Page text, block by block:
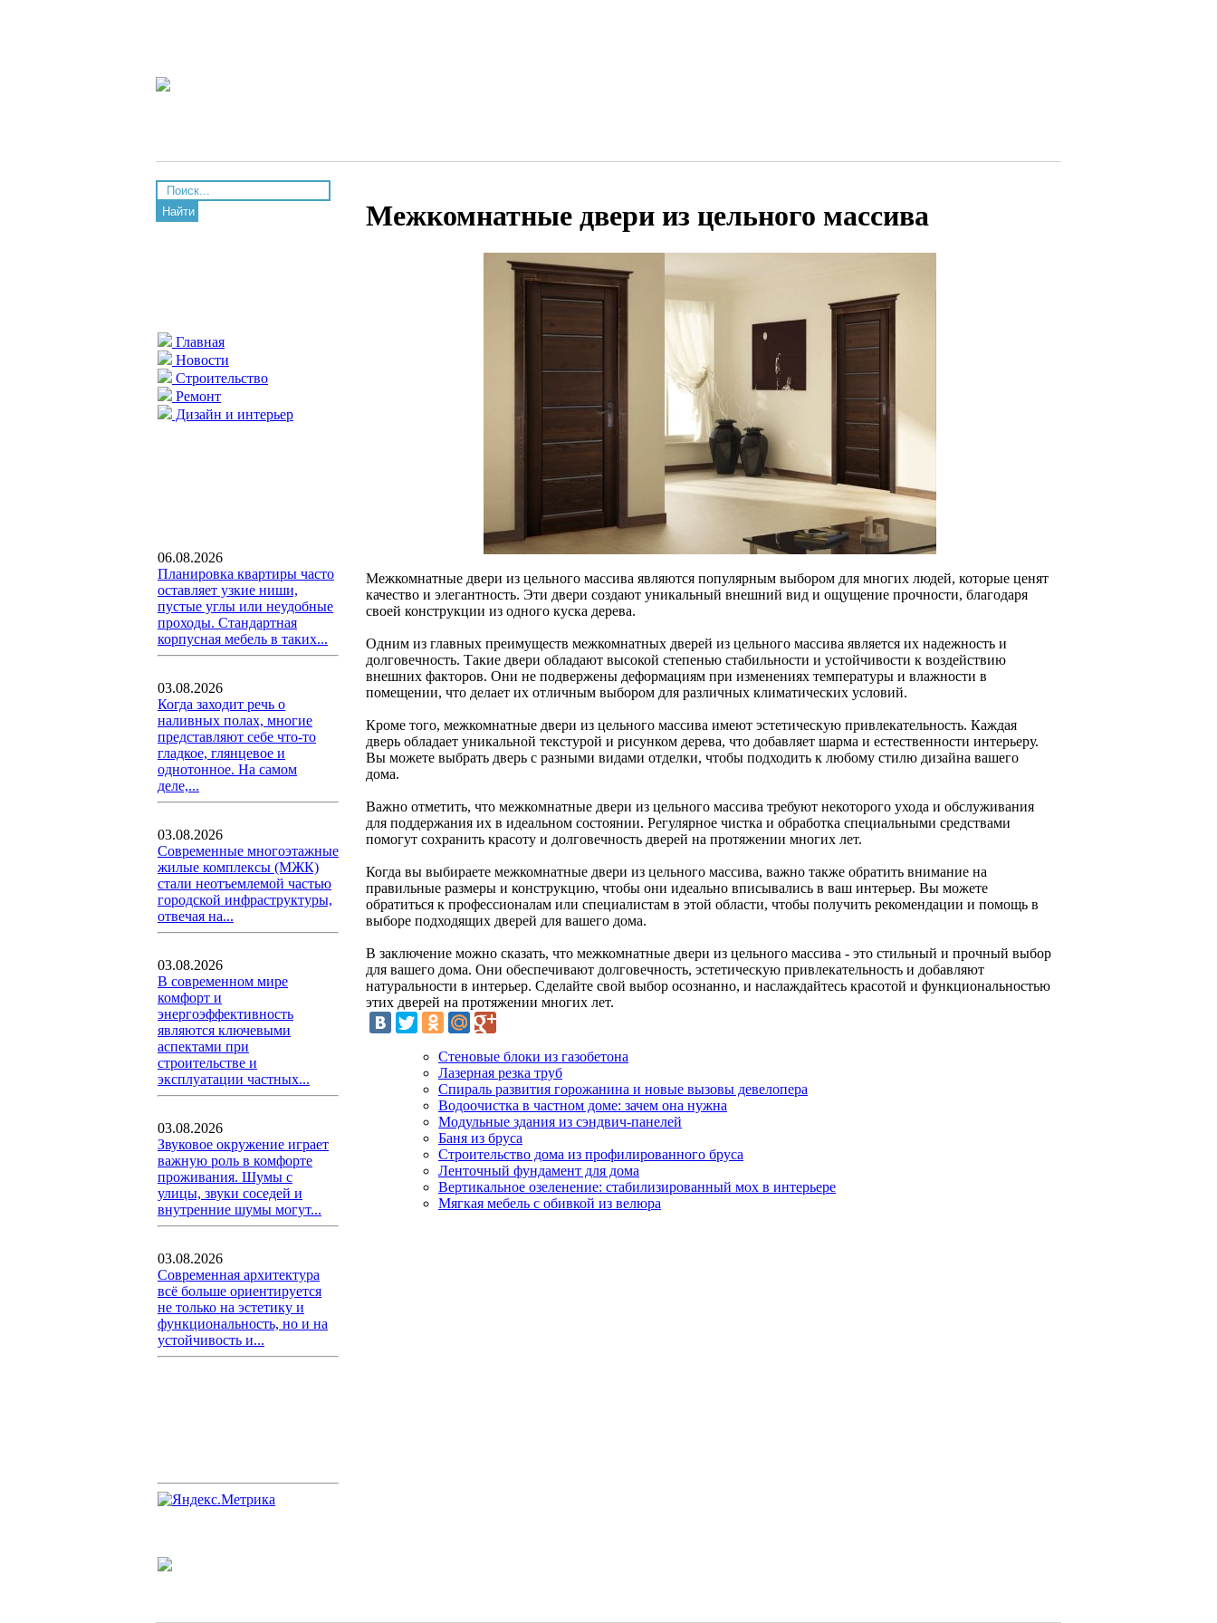
Найти
Главная
Новости
Строительство
Ремонт
Дизайн и интерьер
06.08.2026
Планировка квартиры часто
оставляет узкие ниши,
пустые углы или неудобные
проходы. Стандартная
корпусная мебель в таких...
03.08.2026
Когда заходит речь о
наливных полах, многие
представляют себе что-то
гладкое, глянцевое и
однотонное. На самом
деле,...
03.08.2026
Современные многоэтажные
жилые комплексы (МЖК)
стали неотъемлемой частью
городской инфраструктуры,
отвечая на...
03.08.2026
В современном мире
комфорт и
энергоэффективность
являются ключевыми
аспектами при
строительстве и
эксплуатации частных...
03.08.2026
Звуковое окружение играет
важную роль в комфорте
проживания. Шумы с
улицы, звуки соседей и
внутренние шумы могут...
03.08.2026
Современная архитектура
всё больше ориентируется
не только на эстетику и
функциональность, но и на
устойчивость и...
Межкомнатные двери из цельного массива
Межкомнатные двери из цельного массива являются популярным выбором для многих людей, которые ценят
качество и элегантность. Эти двери создают уникальный внешний вид и ощущение прочности, благодаря
своей конструкции из одного куска дерева.
Одним из главных преимуществ межкомнатных дверей из цельного массива является их надежность и
долговечность. Такие двери обладают высокой степенью стабильности и устойчивости к воздействию
внешних факторов. Они не подвержены деформациям при изменениях температуры и влажности в
помещении, что делает их отличным выбором для различных климатических условий.
Кроме того, межкомнатные двери из цельного массива имеют эстетическую привлекательность. Каждая
дверь обладает уникальной текстурой и рисунком дерева, что добавляет шарма и естественности интерьеру.
Вы можете выбрать дверь с разными видами отделки, чтобы подходить к любому стилю дизайна вашего
дома.
Важно отметить, что межкомнатные двери из цельного массива требуют некоторого ухода и обслуживания
для поддержания их в идеальном состоянии. Регулярное чистка и обработка специальными средствами
помогут сохранить красоту и долговечность дверей на протяжении многих лет.
Когда вы выбираете межкомнатные двери из цельного массива, важно также обратить внимание на
правильные размеры и конструкцию, чтобы они идеально вписывались в ваш интерьер. Вы можете
обратиться к профессионалам или специалистам в этой области, чтобы получить рекомендации и помощь в
выборе подходящих дверей для вашего дома.
В заключение можно сказать, что межкомнатные двери из цельного массива - это стильный и прочный выбор
для вашего дома. Они обеспечивают долговечность, эстетическую привлекательность и добавляют
натуральности в интерьер. Сделайте свой выбор осознанно, и наслаждайтесь красотой и функциональностью
этих дверей на протяжении многих лет.
Стеновые блоки из газобетона
Лазерная резка труб
Спираль развития горожанина и новые вызовы девелопера
Водоочистка в частном доме: зачем она нужна
Модульные здания из сэндвич-панелей
Баня из бруса
Строительство дома из профилированного бруса
Ленточный фундамент для дома
Вертикальное озеленение: стабилизированный мох в интерьере
Мягкая мебель с обивкой из велюра